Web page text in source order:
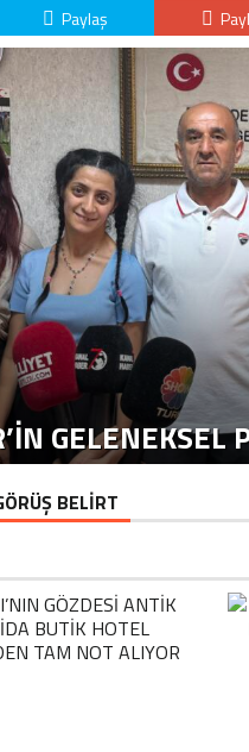
Paylaş
GELENEKSEL
BELİRT